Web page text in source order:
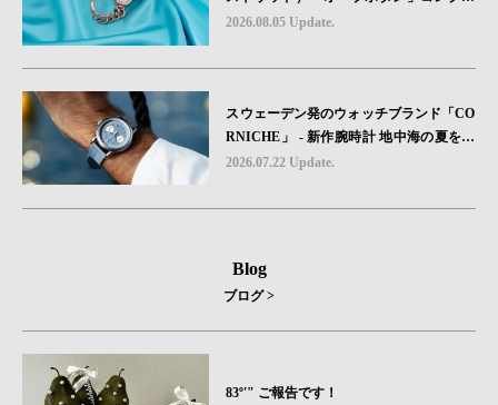
ョンに、⽇本限定カラーのローズゴール
2026.08.05 Update.
スウェーデン発のウォッチブランド「CO
RNICHE」 - 新作腕時計 地中海の夏を映
す、爽やかなブルーダイヤル「Heritage C
2026.07.22 Update.
Blog
ブログ >
83º'" ご報告です！